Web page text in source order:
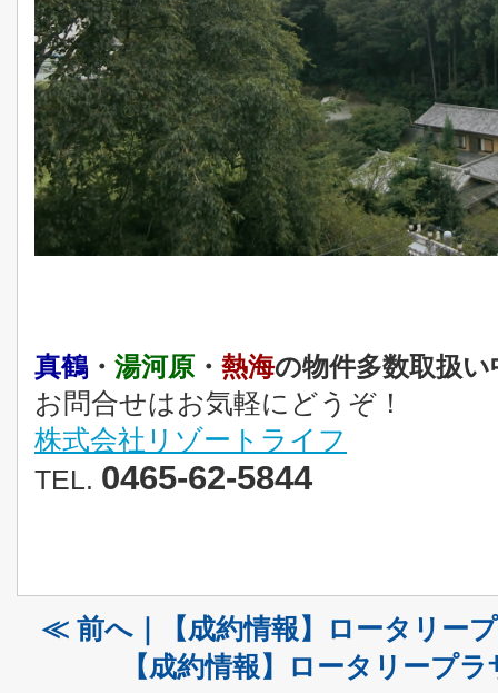
真鶴 ・ 湯河原 ・ 熱海の物件多数取扱い
お問合せはお気軽にどうぞ！
株式会社リゾートライフ
TEL. 0465-62-5844
≪ 前へ｜【成約情報】ロータリー
【成約情報】ロータリープ